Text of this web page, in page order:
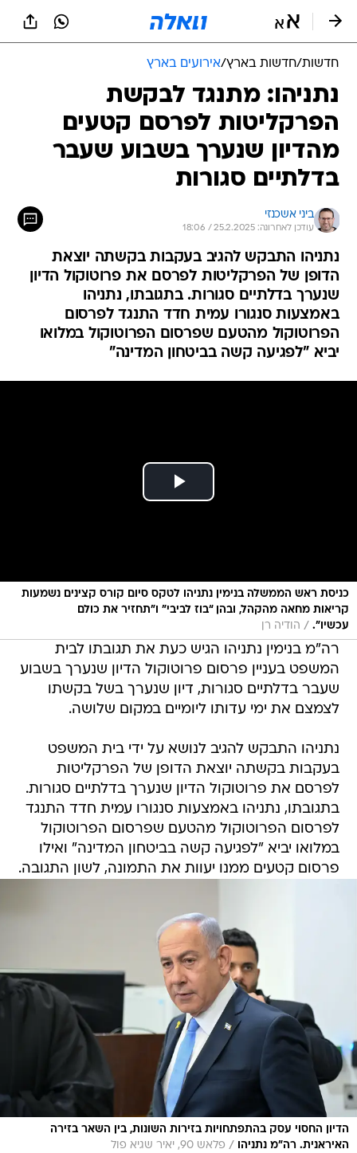
חדשות/חדשות בארץ/אירועים בארץ
נתניהו: מתנגד לבקשת
הפרקליטות לפרסם קטעים
מהדיון שנערך בשבוע שעבר
בדלתיים סגורות
ביני אשכנזי
עודכן לאחרונה: 25.2.2025 / 18:06
נתניהו התבקש להגיב בעקבות בקשתה יוצאת
הדופן של הפרקליטות לפרסם את פרוטוקול הדיון
שנערך בדלתיים סגורות. בתגובתו, נתניהו
באמצעות סנגורו עמית חדד התנגד לפרסום
הפרוטוקול מהטעם שפרסום הפרוטוקול במלואו
יביא "לפגיעה קשה בביטחון המדינה"
כניסת ראש הממשלה בנימין נתניהו לטקס סיום קורס קצינים נשמעות
קריאות מחאה מהקהל, ובהן “בוז לביבי” ו”תחזיר את כולם
עכשיו”. / הודיה רן
רה"מ בנימין נתניהו הגיש כעת את תגובתו לבית
המשפט בעניין פרסום פרוטוקול הדיון שנערך בשבוע
שעבר בדלתיים סגורות, דיון שנערך בשל בקשתו
לצמצם את ימי עדותו ליומיים במקום שלושה.
נתניהו התבקש להגיב לנושא על ידי בית המשפט
בעקבות בקשתה יוצאת הדופן של הפרקליטות
לפרסם את פרוטוקול הדיון שנערך בדלתיים סגורות.
בתגובתו, נתניהו באמצעות סנגורו עמית חדד התנגד
לפרסום הפרוטוקול מהטעם שפרסום הפרוטוקול
במלואו יביא "לפגיעה קשה בביטחון המדינה" ואילו
פרסום קטעים ממנו יעוות את התמונה, לשון התגובה.
הדיון החסוי עסק בהתפתחויות בזירות השונות, בין השאר בזירה
האיראנית. רה"מ נתניהו
/ פלאש 90, יאיר שגיא פול